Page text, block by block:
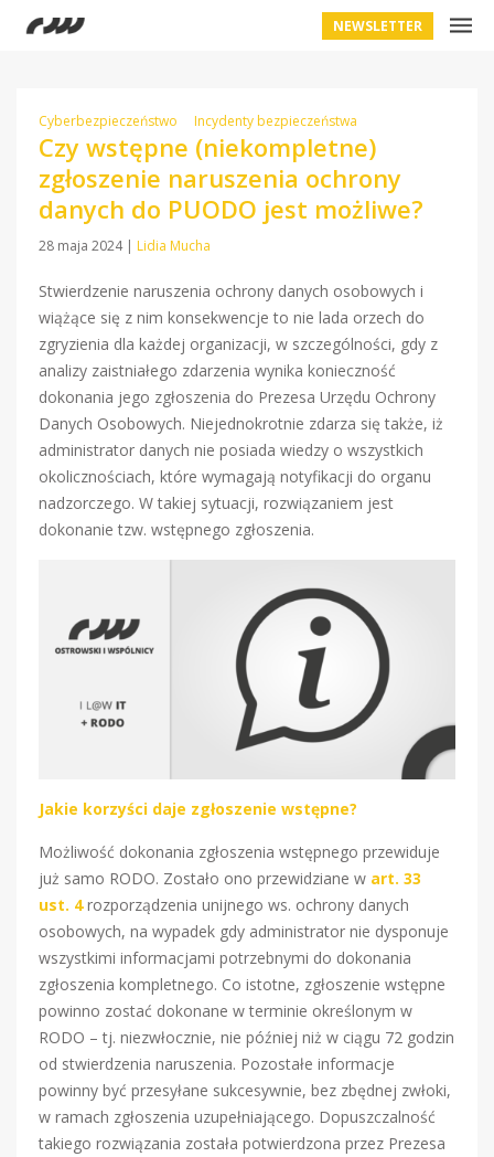
NEWSLETTER
Cyberbezpieczeństwo Incydenty bezpieczeństwa
Czy wstępne (niekompletne)
zgłoszenie naruszenia ochrony
danych do PUODO jest możliwe?
28 maja 2024 | Lidia Mucha
Stwierdzenie naruszenia ochrony danych osobowych i
wiążące się z nim konsekwencje to nie lada orzech do
zgryzienia dla każdej organizacji, w szczególności, gdy z
analizy zaistniałego zdarzenia wynika konieczność
dokonania jego zgłoszenia do Prezesa Urzędu Ochrony
Danych Osobowych. Niejednokrotnie zdarza się także, iż
administrator danych nie posiada wiedzy o wszystkich
okolicznościach, które wymagają notyfikacji do organu
nadzorczego. W takiej sytuacji, rozwiązaniem jest
dokonanie tzw. wstępnego zgłoszenia.
Jakie korzyści daje zgłoszenie wstępne?
Możliwość dokonania zgłoszenia wstępnego przewiduje
już samo RODO. Zostało ono przewidziane w art. 33
ust. 4rozporządzenia unijnego ws. ochrony danych
osobowych, na wypadek gdy administrator nie dysponuje
wszystkimi informacjami potrzebnymi do dokonania
zgłoszenia kompletnego. Co istotne, zgłoszenie wstępne
powinno zostać dokonane w terminie określonym w
RODO – tj. niezwłocznie, nie później niż w ciągu 72 godzin
od stwierdzenia naruszenia. Pozostałe informacje
powinny być przesyłane sukcesywnie, bez zbędnej zwłoki,
w ramach zgłoszenia uzupełniającego. Dopuszczalność
takiego rozwiązania została potwierdzona przez Prezesa